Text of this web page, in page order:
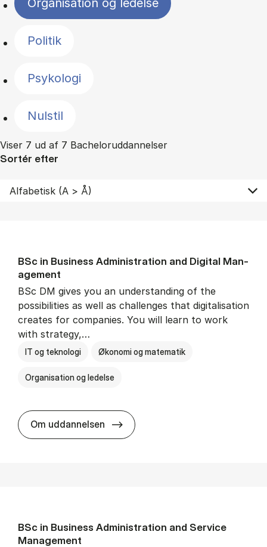
Organisation og ledelse
Politik
Psykologi
Nulstil
Viser 7 ud af 7 Bacheloruddannelser
Sortér efter
BSc in Busi­ness Ad­min­is­tra­tion and Di­git­al Man­
age­ment
BSc DM gives you an understanding of the
possibilities as well as challenges that digitalisation
creates for companies. You will learn to work
with strategy,…
IT og teknologi Økonomi og matematik
Organisation og ledelse
Om uddannelsen BSc in Busi­ness Ad­min­is­tra­tion
BSc in Busi­ness Ad­min­is­tra­tion and Ser­vice
Man­age­ment